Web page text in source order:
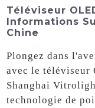
Téléviseur
Informations
Chine
Plongez dans
avec le téléviseur
Shanghai
technologie de